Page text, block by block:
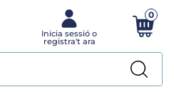
0